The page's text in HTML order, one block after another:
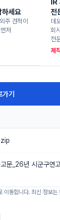
하세요
주 견적이
저
IR
전
데
회
전
제
가기
문_26년 시군구연
이동합니다. 최신 정보는